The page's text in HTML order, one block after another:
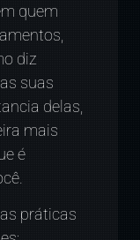
quem
diz
suas
delas,
mais
é
práticas